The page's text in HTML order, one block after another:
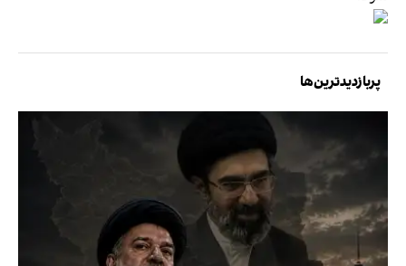
پربازدیدترین‌ها